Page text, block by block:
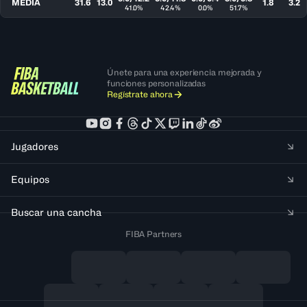
MEDIA 31.6 13.0 41.0% 42.4% 0.0% 51.7% 1.8 3.2
Únete para una experiencia mejorada y
funciones personalizadas
Regístrate ahora
Jugadores
Equipos
Buscar una cancha
FIBA Partners